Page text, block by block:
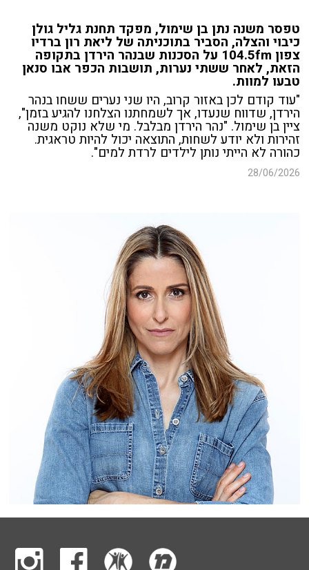
טפסר משנה נתן בן שימול, מפקד תחנת גליל גולן
כיבוי והצלה, הסביר בתוכניתה של ליאת רון ברדיו
צפון 104.5fm על הסכנות שבנהר הירדן בתקופה
הזאת, לאחר ששתי נערות, תושבות הכפר אבו סנאן
טבעו למוות.
"עוד קודם לכן באזור קרוב, היו שני נערים ששחו בנהר
הירדן, שדווח שנעדו, אך לשמחתנו הצלחנו להגיע בזמן",
ציין בן שימול. "נהר הירדן מבלבל. מי שלא נוקט משנה
זהירות ולא יודע לשחות, התוצאה יכול להיות טראגית.
כהורה לא הייתי נותן לילדים לרדת למים".
28/06/2026